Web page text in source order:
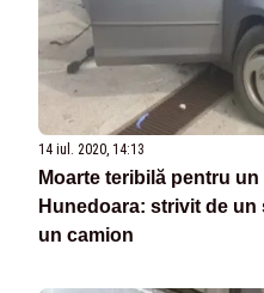
14 iul. 2020, 14:13
Moarte teribilă pentru un
Hunedoara: strivit de
un camion